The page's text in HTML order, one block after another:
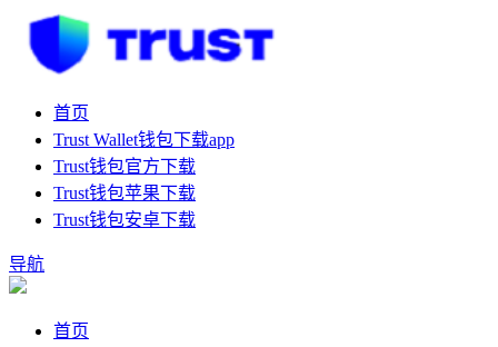
首页
Trust Wallet钱包下载app
Trust钱包官方下载
Trust钱包苹果下载
Trust钱包安卓下载
导航
首页